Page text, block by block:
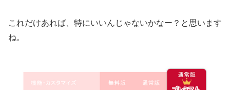
これだけあれば、特にいいんじゃないかなー？と思います
ね。